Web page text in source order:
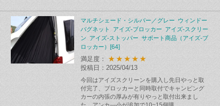
マルチシェード・シルバー／グレー ウィンドー
バグネット アイズ-ブロッカー アイズ-スクリー
ン アイズ-ストッパー サポート商品（アイズ-ブ
ロッカー）[64]
満足度： ★★★★★
投稿日：2025/04/13
今回はアイズスクリーンを購入し先日やっと取
付完了、ブロッカーと同時取付でキャンピング
カーの内張の厚みが有りやっと取付出来まし